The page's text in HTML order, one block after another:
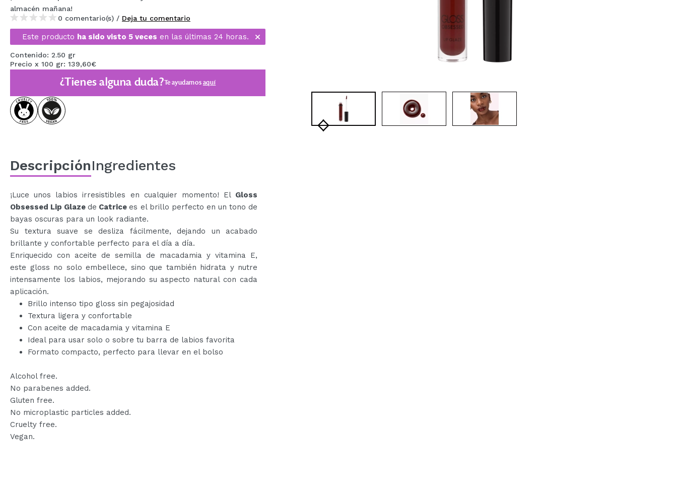
MAQUIFARMA
KOREA ZONE
TRAVEL SIZE
NATURE
OFERTAS
OUTLET
PRÓXIMAMENTE
almacén mañana!
0 comentario(s) / Deja tu comentario
Este producto ha sido visto 5 veces en las últimas 24 horas.
Contenido: 2.50 gr
Precio x 100 gr: 139,60€
¿Tienes alguna duda?Te ayudamosaquí
DescripciónIngredientes
¡Luce unos labios irresistibles en cualquier momento! ElGloss
Obsessed Lip Glazede Catricees el brillo perfecto en un tono de
bayas oscuras para un look radiante.
Su textura suave se desliza fácilmente, dejando un acabado
brillante y confortable perfecto para el día a día.
Enriquecido con aceite de semilla de macadamia y vitamina E,
este gloss no solo embellece, sino que también hidrata y nutre
intensamente los labios, mejorando su aspecto natural con cada
aplicación.
Brillo intenso tipo gloss sin pegajosidad
Textura ligera y confortable
Con aceite de macadamia y vitamina E
Ideal para usar solo o sobre tu barra de labios favorita
Formato compacto, perfecto para llevar en el bolso
Alcohol free.
No parabenes added.
Gluten free.
No microplastic particles added.
Cruelty free.
Vegan.